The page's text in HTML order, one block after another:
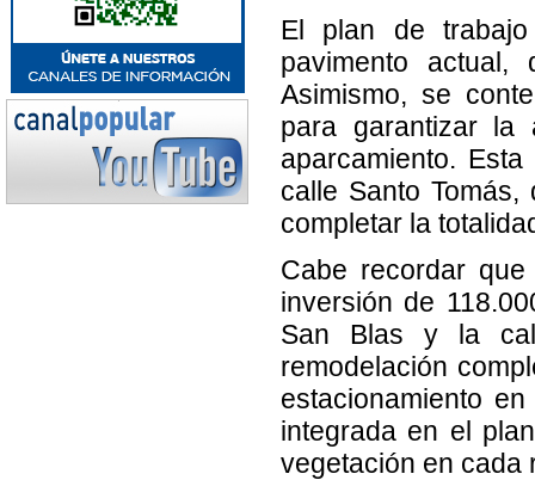
El plan de
pavimento
Asimismo, se
para garantizar la
aparcamiento.
calle Santo
completar la
Cabe recordar
inversión de
San Blas y la
remodelación
estacionamiento
integrada en el
vegetación en cada